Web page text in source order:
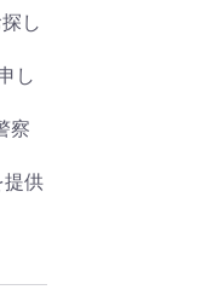
し
し
察
供